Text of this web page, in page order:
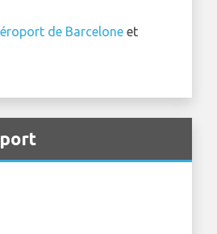
de Barcelone et